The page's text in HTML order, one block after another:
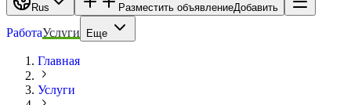
Rus Разместить объявлениеДобавить
РаботаУслуги Еще
Главная
Услуги